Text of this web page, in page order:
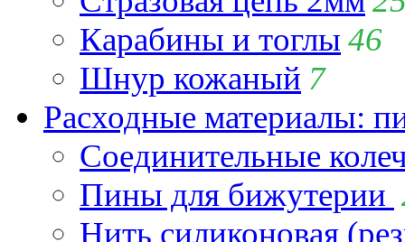
Карабины и тоглы 46
Шнур кожаный 7
Расходные материалы:
Соединительные
Пины для бижутерии
Нить силиконовая